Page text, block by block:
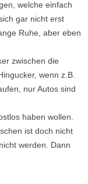
welche einfach
gar nicht erst
Ruhe, aber eben
zwischen die
wenn z.B.
nur Autos sind
haben wollen.
ist doch nicht
werden. Dann